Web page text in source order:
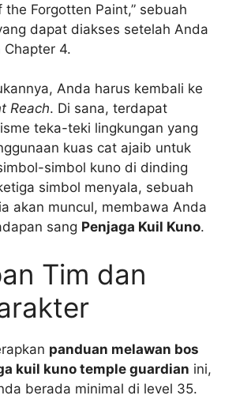
the Forgotten Paint,” sebuah
dapat diakses setelah Anda
Chapter 4.
Anda harus kembali ke
Reach. Di sana, terdapat
teka-teki lingkungan yang
kuas cat ajaib untuk
simbol kuno di dinding
simbol menyala, sebuah
akan muncul, membawa Anda
sang Penjaga Kuil Kuno.
Tim dan
panduan melawan bos
kuil kuno temple guardian ini,
berada minimal di level 35.